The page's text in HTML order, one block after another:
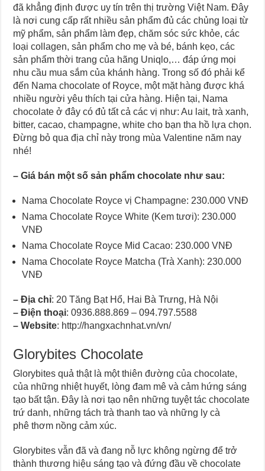
đã khẳng định được uy tín trên thị trường Việt Nam. Đây
là nơi cung cấp rất nhiều sản phẩm đủ các chủng loại từ
mỹ phẩm, sản phẩm làm đẹp, chăm sóc sức khỏe, các
loại collagen, sản phẩm cho mẹ và bé, bánh kẹo, các
sản phẩm thời trang của hãng Uniqlo,… đáp ứng mọi
nhu cầu mua sắm của khánh hàng. Trong số đó phải kể
đến Nama chocolate of Royce, một mặt hàng được khá
nhiều người yêu thích tại cửa hàng. Hiện tại, Nama
chocolate ở đây có đủ tất cả các vị như: Au lait, trà xanh,
bitter, cacao, champagne, white cho bạn tha hồ lựa chọn.
Đừng bỏ qua địa chỉ này trong mùa Valentine năm nay
nhé!
–Giá bán một sốsản phẩmchocolate như sau:
Nama Chocolate Royce vị Champagne: 230.000 VNĐ
Nama Chocolate Royce White (Kem tươi): 230.000
VNĐ
Nama Chocolate Royce Mid Cacao: 230.000 VNĐ
Nama Chocolate Royce Matcha (Trà Xanh): 230.000
VNĐ
–Địa chỉ: 20 Tăng Bạt Hổ, Hai Bà Trưng, Hà Nội
–Điện thoại: 0936.888.869 – 094.797.5588
–Website: http://hangxachnhat.vn/vn/
Glorybites Chocolate
Glorybites quả thật là một thiên đường của chocolate,
của những nhiệt huyết, lòng đam mê và cảm hứng sáng
tạo bất tận. Đây là nơi tạo nên những tuyệt tác chocolate
trứ danh, những tách trà thanh tao và những ly cà
phê thơm nồng cảm xúc.
Glorybites vẫn đã và đang nỗ lực không ngừng để trở
thành thương hiệu sáng tạo và đứng đầu về chocolate